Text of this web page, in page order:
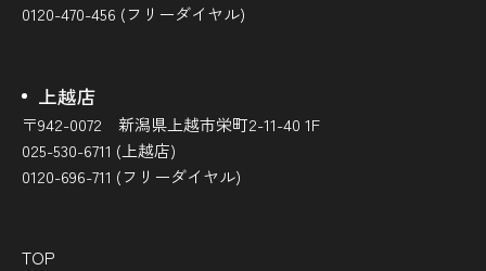
0120-470-456 (フリーダイヤル)
上越店
〒942-0072 新潟県上越市栄町2-11-40 1F
025-530-6711 (上越店)
0120-696-711 (フリーダイヤル)
TOP